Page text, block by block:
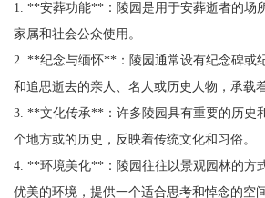
1. **安葬功能**：陵园是用于安葬逝者的场
家属和社会公众使用。
2. **纪念与缅怀**：陵园通常设有纪念碑或
和追思逝去的亲人、名人或历史人物，承载
3. **文化传承**：许多陵园具有重要的历史
个地方或的历史，反映着传统文化和习俗。
4. **环境美化**：陵园往往以景观园林的方
优美的环境，提供一个适合思考和悼念的空间